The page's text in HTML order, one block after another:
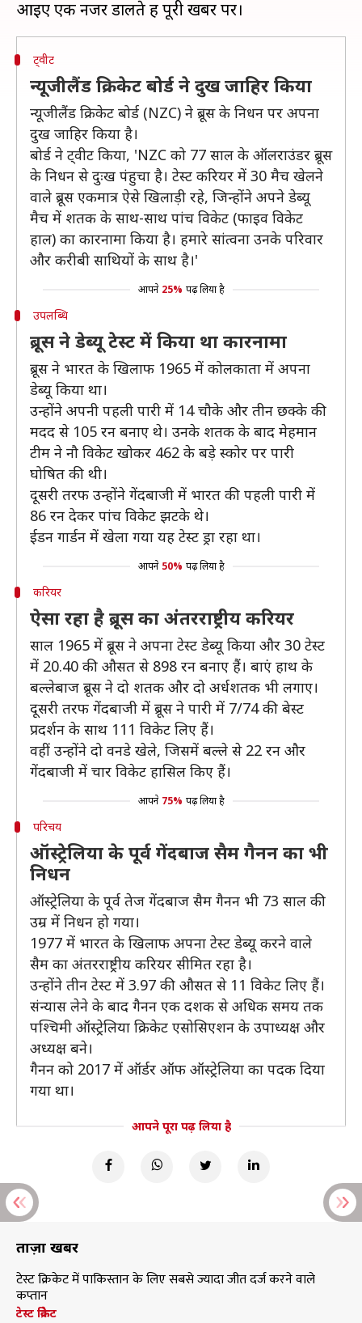
ट्वीट
न्यूजीलैंड क्रिकेट बोर्ड ने दुख जाहिर किया
न्यूजीलैंड क्रिकेट बोर्ड (NZC) ने ब्रूस के निधन पर अपना
दुख जाहिर किया है।
बोर्ड ने ट्वीट किया, 'NZC को 77 साल के ऑलराउंडर ब्रूस
के निधन से दुःख पंहुचा है। टेस्ट करियर में 30 मैच खेलने
वाले ब्रूस एकमात्र ऐसे खिलाड़ी रहे, जिन्होंने अपने डेब्यू
मैच में शतक के साथ-साथ पांच विकेट (फाइव विकेट
हाल) का कारनामा किया है। हमारे सांत्वना उनके परिवार
और करीबी साथियों के साथ है।'
आपने 25% पढ़ लिया है
उपलब्धि
ब्रूस ने डेब्यू टेस्ट में किया था कारनामा
ब्रूस ने भारत के खिलाफ 1965 में कोलकाता में अपना
डेब्यू किया था।
उन्होंने अपनी पहली पारी में 14 चौके और तीन छक्के की
मदद से 105 रन बनाए थे। उनके शतक के बाद मेहमान
टीम ने नौ विकेट खोकर 462 के बड़े स्कोर पर पारी
घोषित की थी।
दूसरी तरफ उन्होंने गेंदबाजी में भारत की पहली पारी में
86 रन देकर पांच विकेट झटके थे।
ईडन गार्डन में खेला गया यह टेस्ट ड्रा रहा था।
आपने 50% पढ़ लिया है
करियर
ऐसा रहा है ब्रूस का अंतरराष्ट्रीय करियर
साल 1965 में ब्रूस ने अपना टेस्ट डेब्यू किया और 30 टेस्ट
में 20.40 की औसत से 898 रन बनाए हैं। बाएं हाथ के
बल्लेबाज ब्रूस ने दो शतक और दो अर्धशतक भी लगाए।
दूसरी तरफ गेंदबाजी में ब्रूस ने पारी में 7/74 की बेस्ट
प्रदर्शन के साथ 111 विकेट लिए हैं।
वहीं उन्होंने दो वनडे खेले, जिसमें बल्ले से 22 रन और
गेंदबाजी में चार विकेट हासिल किए हैं।
आपने 75% पढ़ लिया है
परिचय
ऑस्ट्रेलिया के पूर्व गेंदबाज सैम गैनन का भी
निधन
ऑस्ट्रेलिया के पूर्व तेज गेंदबाज सैम गैनन भी 73 साल की
उम्र में निधन हो गया।
1977 में भारत के खिलाफ अपना टेस्ट डेब्यू करने वाले
सैम का अंतरराष्ट्रीय करियर सीमित रहा है।
उन्होंने तीन टेस्ट में 3.97 की औसत से 11 विकेट लिए हैं।
संन्यास लेने के बाद गैनन एक दशक से अधिक समय तक
पश्चिमी ऑस्ट्रेलिया क्रिकेट एसोसिएशन के उपाध्यक्ष और
अध्यक्ष बने।
गैनन को 2017 में ऑर्डर ऑफ ऑस्ट्रेलिया का पदक दिया
गया था।
आपने पूरा पढ़ लिया है
ताज़ा खबरें
टेस्ट क्रिकेट में पाकिस्तान के लिए सबसे ज्यादा जीत दर्ज करने वाले
कप्तान
टेस्ट क्रिकेट